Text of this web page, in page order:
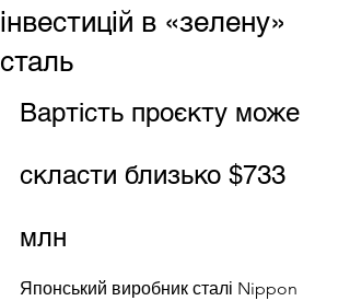
інвестицій в «зелену»
сталь
Вартість проєкту може
скласти близько $733
млн
Японський виробник сталі Nippon